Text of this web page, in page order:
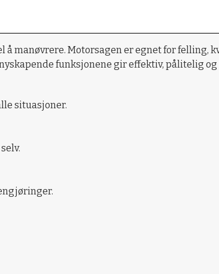
manøvrere. Motorsagen er egnet for felling,
funksjonene gir effektiv, pålitelig
situasjoner.